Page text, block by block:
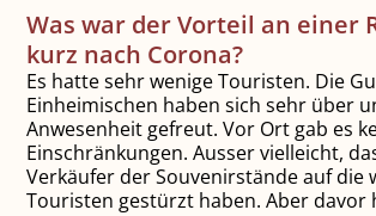
Was war der Vorteil an einer
kurz nach Corona?
Es hatte sehr wenige Touristen. Die
Einheimischen haben sich sehr über
Anwesenheit gefreut. Vor Ort gab es
Einschränkungen. Ausser vielleicht,
Verkäufer der Souvenirstände auf die
Touristen gestürzt haben. Aber davor